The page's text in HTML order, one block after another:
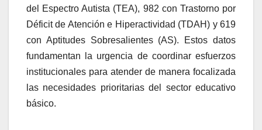
del Espectro Autista (TEA), 982 con Trastorno por
Déficit de Atención e Hiperactividad (TDAH) y 619
con Aptitudes Sobresalientes (AS). Estos datos
fundamentan la urgencia de coordinar esfuerzos
institucionales para atender de manera focalizada
las necesidades prioritarias del sector educativo
básico.